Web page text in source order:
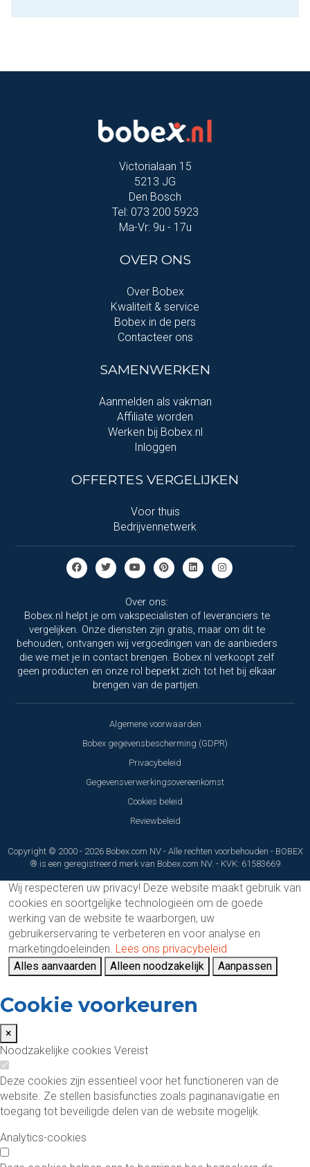
Victorialaan 15
5213 JG
Den Bosch
Tel: 073 200 5923
Ma-Vr: 9u - 17u
OVER ONS
Over Bobex
Kwaliteit & service
Bobex in de pers
Contacteer ons
SAMENWERKEN
Aanmelden als vakman
Affiliate worden
Werken bij Bobex.nl
Inloggen
OFFERTES VERGELIJKEN
Voor thuis
Bedrijvennetwerk
Over ons:
Bobex.nl helpt je om vakspecialisten of leveranciers te
vergelijken. Onze diensten zijn gratis, maar om dit te
behouden, ontvangen wij vergoedingen van de aanbieders
die we met je in contact brengen. Bobex.nl verkoopt zelf
geen producten en onze rol beperkt zich tot het bij elkaar
brengen van de partijen.
Algemene voorwaarden
Bobex gegevensbescherming (GDPR)
Privacybeleid
Gegevensverwerkingsovereenkomst
Cookies beleid
Reviewbeleid
Copyright © 2000 - 2026 Bobex.com NV - Alle rechten voorbehouden - BOBEX
® is een geregistreerd merk van Bobex.com NV. - KVK: 61583669
Wij respecteren uw privacy! Deze website maakt gebruik van
cookies en soortgelijke technologieën om de goede
werking van de website te waarborgen, uw
gebruikerservaring te verbeteren en voor analyse en
marketingdoeleinden. Lees ons privacybeleid
Alles aanvaarden
Alleen noodzakelijk Aanpassen
Cookie voorkeuren
×
Noodzakelijke cookies Vereist
Deze cookies zijn essentieel voor het functioneren van de
website. Ze stellen basisfuncties zoals paginanavigatie en
toegang tot beveiligde delen van de website mogelijk.
Analytics-cookies